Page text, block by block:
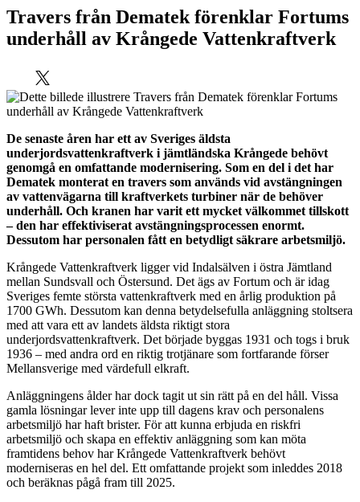
Travers från Dematek förenklar Fortums
underhåll av Krångede Vattenkraftverk
De senaste åren har ett av Sveriges äldsta
underjordsvattenkraftverk i jämtländska Krångede behövt
genomgå en omfattande modernisering. Som en del i det har
Dematek monterat en travers som används vid avstängningen
av vattenvägarna till kraftverkets turbiner när de behöver
underhåll. Och kranen har varit ett mycket välkommet tillskott
– den har effektiviserat avstängningsprocessen enormt.
Dessutom har personalen fått en betydligt säkrare arbetsmiljö.
Krångede Vattenkraftverk ligger vid Indalsälven i östra Jämtland
mellan Sundsvall och Östersund. Det ägs av Fortum och är idag
Sveriges femte största vattenkraftverk med en årlig produktion på
1700 GWh. Dessutom kan denna betydelsefulla anläggning stoltsera
med att vara ett av landets äldsta riktigt stora
underjordsvattenkraftverk. Det började byggas 1931 och togs i bruk
1936 – med andra ord en riktig trotjänare som fortfarande förser
Mellansverige med värdefull elkraft.
Anläggningens ålder har dock tagit ut sin rätt på en del håll. Vissa
gamla lösningar lever inte upp till dagens krav och personalens
arbetsmiljö har haft brister. För att kunna erbjuda en riskfri
arbetsmiljö och skapa en effektiv anläggning som kan möta
framtidens behov har Krångede Vattenkraftverk behövt
moderniseras en hel del. Ett omfattande projekt som inleddes 2018
och beräknas pågå fram till 2025.